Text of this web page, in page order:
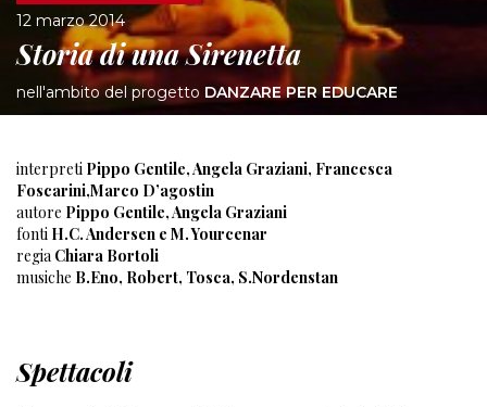
12 marzo 2014
Storia di una Sirenetta
nell'ambito del progetto DANZARE PER EDUCARE
interpreti Pippo Gentile, Angela Graziani, Francesca
Foscarini,Marco D’agostin
autore Pippo Gentile, Angela Graziani
fonti H.C. Andersen e M. Yourcenar
regia Chiara Bortoli
musiche B.Eno, Robert, Tosca, S.Nordenstan
Spettacoli